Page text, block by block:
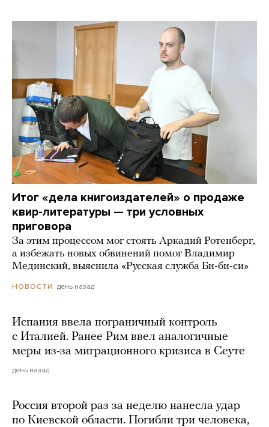
Итог «дела книгоиздателей» о продаже
квир-литературы — три условных
приговора
За этим процессом мог стоять Аркадий Ротенберг,
а избежать новых обвинений помог Владимир
Мединский, выяснила «Русская служба Би-би-си»
НОВОСТИ день назад
Испания ввела пограничный контроль
с Италией. Ранее Рим ввел аналогичные
меры из-за миграционного кризиса в Сеуте
день назад
Россия второй раз за неделю нанесла удар
по Киевской области. Погибли три человека,